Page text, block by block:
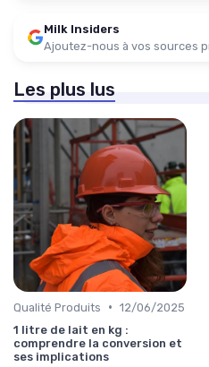
Milk Insiders
Ajoutez-nous à vos sources
Les plus lus
Qualité Produits • 12/06/2025
1 litre de lait en kg :
comprendre la conversion et
ses implications